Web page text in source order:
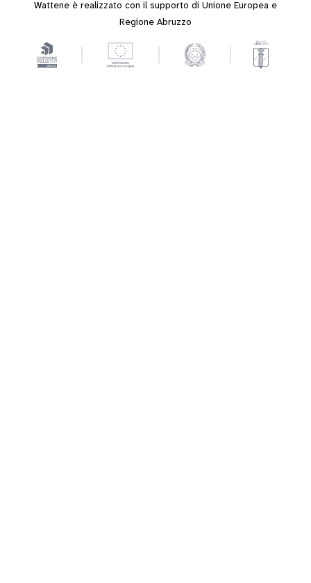
Wattene è realizzato con il supporto di Unione Europea e
Regione Abruzzo